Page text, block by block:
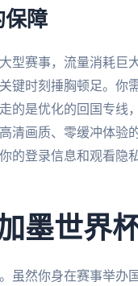
保障
型赛事，流量消耗巨
键时刻捶胸顿足。你
的是优化的回国专线
清画质、零缓冲体验
的登录信息和观看隐
墨世界
虽然你身在赛事举办